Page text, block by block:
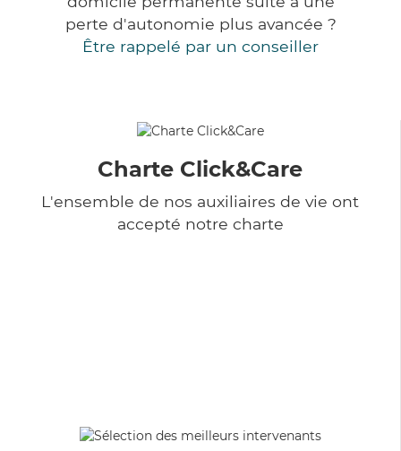
perte d'autonomie plus avancée ?
Être rappelé par un conseiller
Charte Click&Care
L'ensemble de nos auxiliaires de vie ont
accepté notre charte